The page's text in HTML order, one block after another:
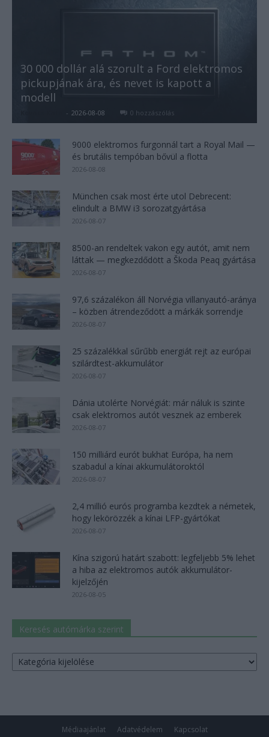
30 000 dollár alá szorult a Ford elektromos
pickupjának ára, és nevet is kapott a
modell
- 2026-08-08 0 hozzászólás
9000 elektromos furgonnál tart a Royal Mail —
és brutális tempóban bővül a flotta
2026-08-08
München csak most érte utol Debrecent:
elindult a BMW i3 sorozatgyártása
2026-08-07
8500-an rendeltek vakon egy autót, amit nem
láttak — megkezdődött a Škoda Peaq gyártása
2026-08-07
97,6 százalékon áll Norvégia villanyautó-aránya
– közben átrendeződött a márkák sorrendje
2026-08-07
25 százalékkal sűrűbb energiát rejt az európai
szilárdtest-akkumulátor
2026-08-07
Dánia utolérte Norvégiát: már náluk is szinte
csak elektromos autót vesznek az emberek
2026-08-07
150 milliárd eurót bukhat Európa, ha nem
szabadul a kínai akkumulátoroktól
2026-08-07
2,4 millió eurós programba kezdtek a németek,
hogy lekörözzék a kínai LFP-gyártókat
2026-08-07
Kína szigorú határt szabott: legfeljebb 5% lehet
a hiba az elektromos autók akkumulátor-
kijelzőjén
2026-08-05
Keresés autómárka szerint
Keresés
autómárka
Médiaajánlat Adatvédelem Kapcsolat